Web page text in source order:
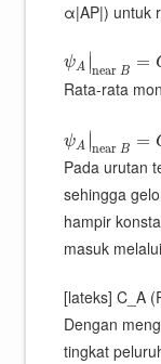
α|AP|) untuk
ψA ∣∣near B =
Rata-rata
ψA ∣∣near B =
Pada urutan
sehingga
hampir
masuk
[lateks] C_A
Dengan
tingkat